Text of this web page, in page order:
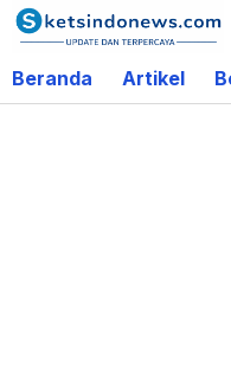
Lewati
ke
konten
Beranda Artikel